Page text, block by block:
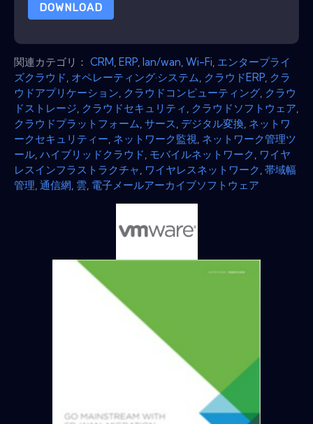
DOWNLOAD
関連カテゴリ： CRM ERP lan/wan Wi-Fi エンタープライ
ズクラウド オペレーティング·システム クラウドERP クラ
ウドアプリケーション クラウドコンピューティング クラウ
ドストレージ クラウドセキュリティ クラウドソフトウェア
クラウドプラットフォーム サース デジタル変換 ネットワ
ークセキュリティー ネットワーク監視 ネットワーク管理ツ
ール ハイブリッドクラウド モバイルネットワーク ワイヤ
レスインフラストラクチャ ワイヤレスネットワーク 帯域幅
管理 通信網 雲 電子メールアーカイブソフトウェア